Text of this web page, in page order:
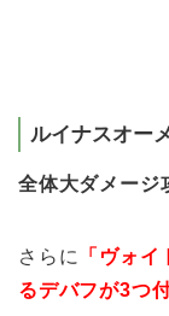
ルイナスオー
全体大ダメージ
さらに
「ヴォ
るデバフが3つ